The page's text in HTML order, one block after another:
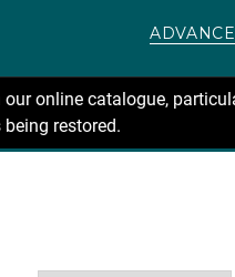
online catalogue,
restored.